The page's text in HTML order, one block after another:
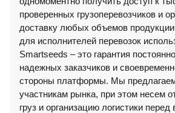
проверенных грузоперевозчиков и
доставку любых объемов
для исполнителей перевозок
Smartseeds – это гарантия
надежных заказчиков и
стороны платформы. Мы
участникам рынка, при этом несем
груз и организацию логистики